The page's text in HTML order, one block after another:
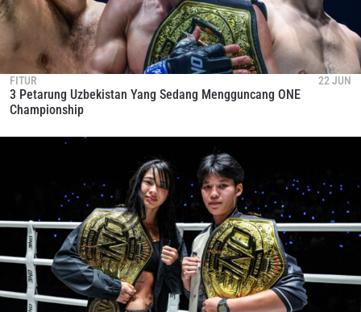
FITUR 22 JUN
3 Petarung Uzbekistan Yang Sedang Mengguncang ONE
Championship